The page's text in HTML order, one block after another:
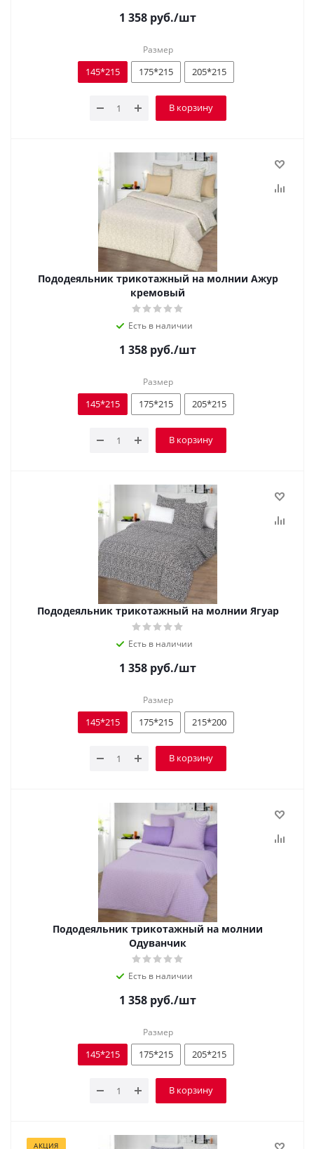
1 358 руб./шт
Размер
145*215 175*215 205*215
В корзину
Пододеяльник трикотажный на молнии Ажур
кремовый
Есть в наличии
1 358 руб./шт
Размер
145*215 175*215 205*215
В корзину
Пододеяльник трикотажный на молнии Ягуар
Есть в наличии
1 358 руб./шт
Размер
145*215 175*215 215*200
В корзину
Пододеяльник трикотажный на молнии
Одуванчик
Есть в наличии
1 358 руб./шт
Размер
145*215 175*215 205*215
В корзину
АКЦИЯ